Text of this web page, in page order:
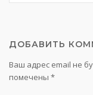
ДОБАВИТЬ
Ваш адрес email не
помечены *